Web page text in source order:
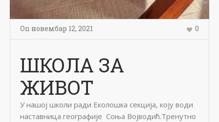
On новембар 12, 2021 0
ШКОЛА ЗА
ЖИВОТ
У нашој школи ради Еколошка секција, коју води
наставница географије Соња Војводић.Тренутно